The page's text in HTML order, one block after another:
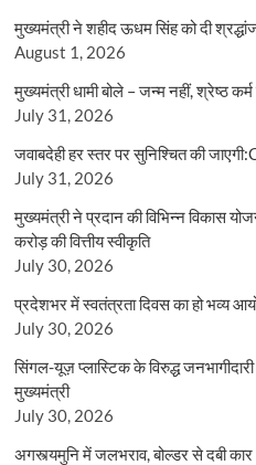
मुख्यमंत्री ने शहीद ऊधम सिंह को दी
August 1, 2026
मुख्यमंत्री धामी बोले – जन्म नहीं, श्रेष्ठ कर्म
July 31, 2026
जवाबदेही हर स्तर पर सुनिश्चित की
July 31, 2026
मुख्यमंत्री ने प्रदान की विभिन्न विकास
करोड़ की वित्तीय स्वीकृति
July 30, 2026
प्रदेशभर में स्वतंत्रता दिवस का हो भव्य
July 30, 2026
सिंगल-यूज़ प्लास्टिक के विरुद्ध जनभागीदारी
मुख्यमंत्री
July 30, 2026
अगस्त्यमुनि में जलभराव, बोल्डर से दबी कार